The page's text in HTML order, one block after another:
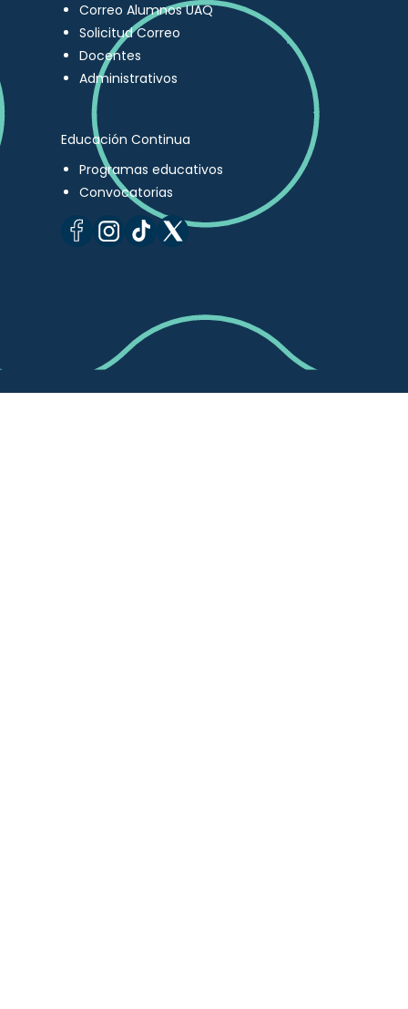
Correo Alumnos UAQ
Solicitud Correo
Docentes
Administrativos
Educación Continua
Programas educativos
Convocatorias